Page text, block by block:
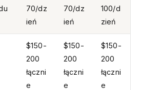
70/dz
ień
70/dz
ień
100/d
zień
$150-
200
łączni
e
$150-
200
łączni
e
$150-
200
łączni
e